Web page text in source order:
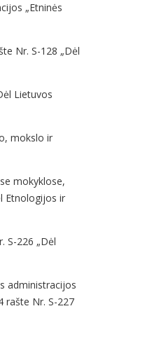
„Etninės
Nr. S-128 „Dėl
Lietuvos
mokslo ir
mokyklose,
Etnologijos ir
S-226 „Dėl
administracijos
rašte Nr. S-227